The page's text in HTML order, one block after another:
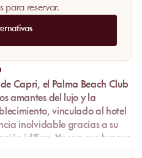
para reservar.
Capri, el Palma Beach Club
amantes del lujo y la
vinculado al hotel
inolvidable gracias a su
idílica. Ya sea que busque
o degustar una cocina